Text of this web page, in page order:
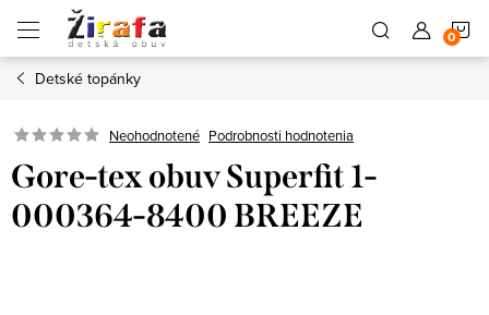
obsah
Detské topánky
Neohodnotené Podrobnosti hodnotenia
Gore-tex obuv Superfit 1-
000364-8400 BREEZE